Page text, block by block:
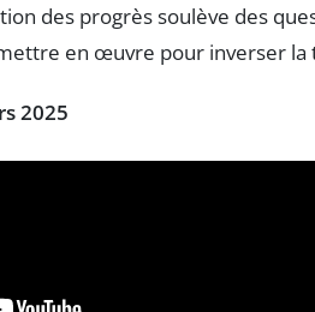
des progrès soulève des
en œuvre pour inverser la
2025